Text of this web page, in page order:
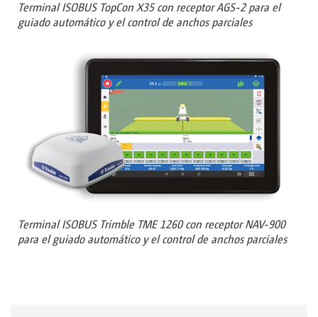
Terminal ISOBUS TopCon X35 con receptor AGS-2 para el
guiado automático y el control de anchos parciales
Terminal ISOBUS Trimble TME 1260 con receptor NAV-900
para el guiado automático y el control de anchos parciales